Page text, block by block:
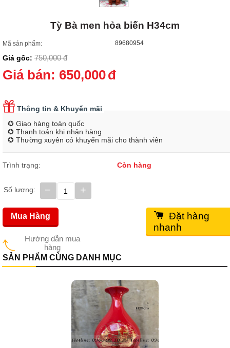
Tỳ Bà men hỏa biến H34cm
Mã sản phẩm: 89680954
Giá gốc: 750,000 đ
Giá bán: 650,000đ
Thông tin & Khuyến mãi
✪ Giao hàng toàn quốc
✪ Thanh toán khi nhận hàng
✪ Thường xuyên có khuyến mãi cho thành viên
Trình trạng: Còn hàng
Số lượng: +
−
Hướng dẫn mua
hàng
Mua Hàng
Đặt hàng
nhanh
SẢN PHẨM CÙNG DANH MỤC
Lọ tỳ bà " MÃ ĐÁO THÀNH CÔNG " các màu - H29cm
700,000 đ
850,000